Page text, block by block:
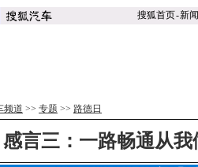
搜狐首页-新闻
频道 >> 专题 >> 路德日
感言三：一路畅通从